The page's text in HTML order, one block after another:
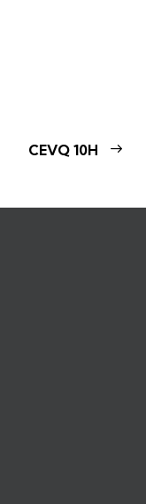
CEVQ 10H